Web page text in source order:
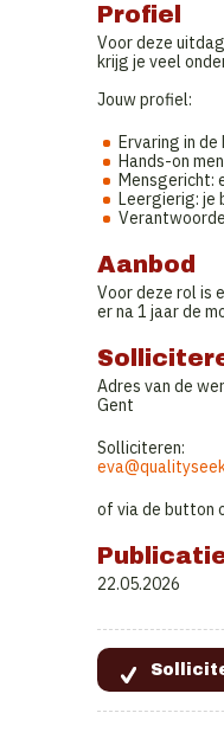
Profiel
Voor deze
krijg je veel
Jouw profiel:
Ervaring in
Hands-on
Mensgericht:
Leergierig: je
Aanbod
Voor deze rol is
er na 1 jaar de
Adres van de
Gent
Solliciteren:
of via de button
22.05.2026